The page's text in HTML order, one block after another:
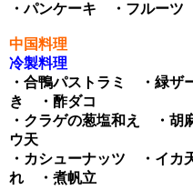
・パンケーキ ・フルーツ
中国料理
冷製料理
・合鴨パストラミ ・緑
き ・酢ダコ
・クラゲの葱塩和え ・
ウ天
・カシューナッツ ・イカ
れ ・煮帆立